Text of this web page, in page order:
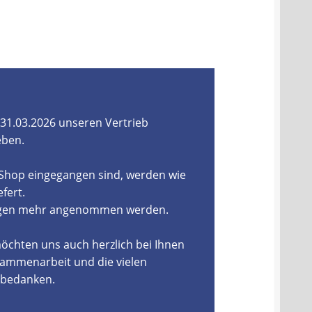
unseren Vertrieb
eingegangen sind, werden wie
mehr angenommen werden.
uns auch herzlich bei Ihnen
und die vielen